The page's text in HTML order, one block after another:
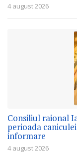
4 august 2026
Consiliul raional
perioada
informare
4 august 2026